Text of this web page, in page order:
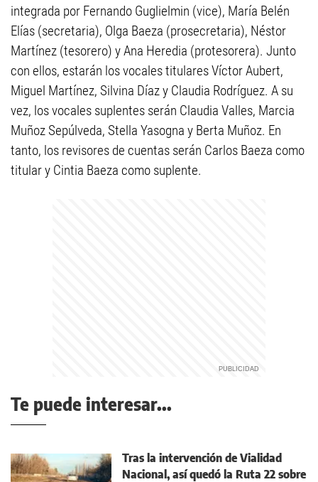
integrada por Fernando Guglielmin (vice), María Belén
Elías (secretaria), Olga Baeza (prosecretaria), Néstor
Martínez (tesorero) y Ana Heredia (protesorera). Junto
con ellos, estarán los vocales titulares Víctor Aubert,
Miguel Martínez, Silvina Díaz y Claudia Rodríguez. A su
vez, los vocales suplentes serán Claudia Valles, Marcia
Muñoz Sepúlveda, Stella Yasogna y Berta Muñoz. En
tanto, los revisores de cuentas serán Carlos Baeza como
titular y Cintia Baeza como suplente.
Te puede interesar...
Tras la intervención de Vialidad
Nacional, así quedó la Ruta 22 sobre